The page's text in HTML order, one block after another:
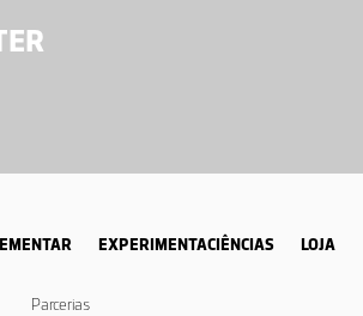
EXPERIMENTACIÊNCIAS LOJA
Parcerias